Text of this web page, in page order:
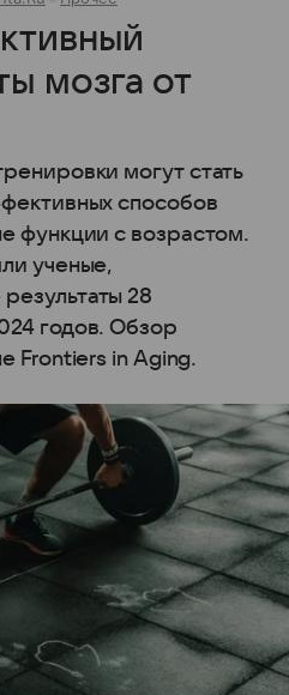
мозга от
могут стать
способов
функции с возрастом.
ученые,
28
годов. Обзор
Frontiers in Aging.